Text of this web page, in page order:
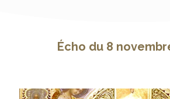
Écho du 8